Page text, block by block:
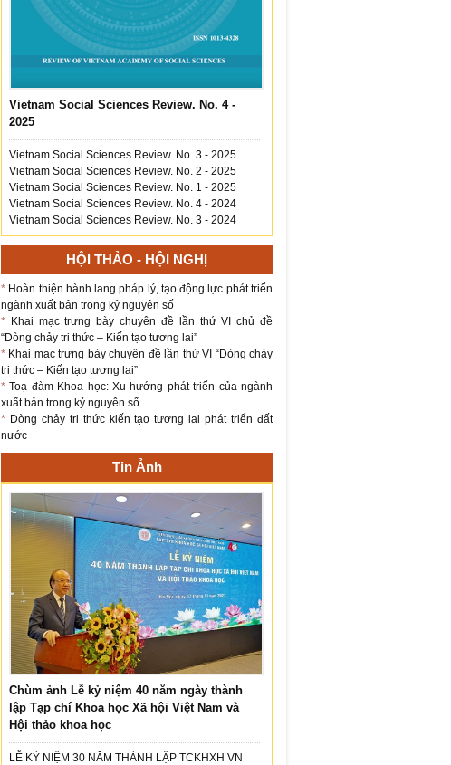
Vietnam Social Sciences Review. No. 4 -
2025
Vietnam Social Sciences Review. No. 3 - 2025
Vietnam Social Sciences Review. No. 2 - 2025
Vietnam Social Sciences Review. No. 1 - 2025
Vietnam Social Sciences Review. No. 4 - 2024
Vietnam Social Sciences Review. No. 3 - 2024
HỘI THẢO - HỘI NGHỊ
* Hoàn thiện hành lang pháp lý, tạo động lực phát triển
ngành xuất bản trong kỷ nguyên số
* Khai mạc trưng bày chuyên đề lần thứ VI chủ đề
“Dòng chảy tri thức – Kiến tạo tương lai”
* Khai mạc trưng bày chuyên đề lần thứ VI “Dòng chảy
tri thức – Kiến tạo tương lai”
*Toạ đàm Khoa học: Xu hướng phát triển của ngành
xuất bản trong kỷ nguyên số
* Dòng chảy tri thức kiến tạo tương lai phát triển đất
nước
Tin Ảnh
Chùm ảnh Lễ kỷ niệm 40 năm ngày thành
lập Tạp chí Khoa học Xã hội Việt Nam và
Hội thảo khoa học
LỄ KỶ NIỆM 30 NĂM THÀNH LẬP TCKHXH VN